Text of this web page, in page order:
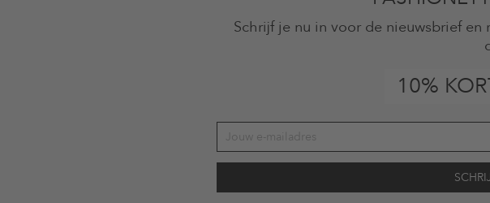
Schrijf je nu in voor de nieuwsbrief
10%